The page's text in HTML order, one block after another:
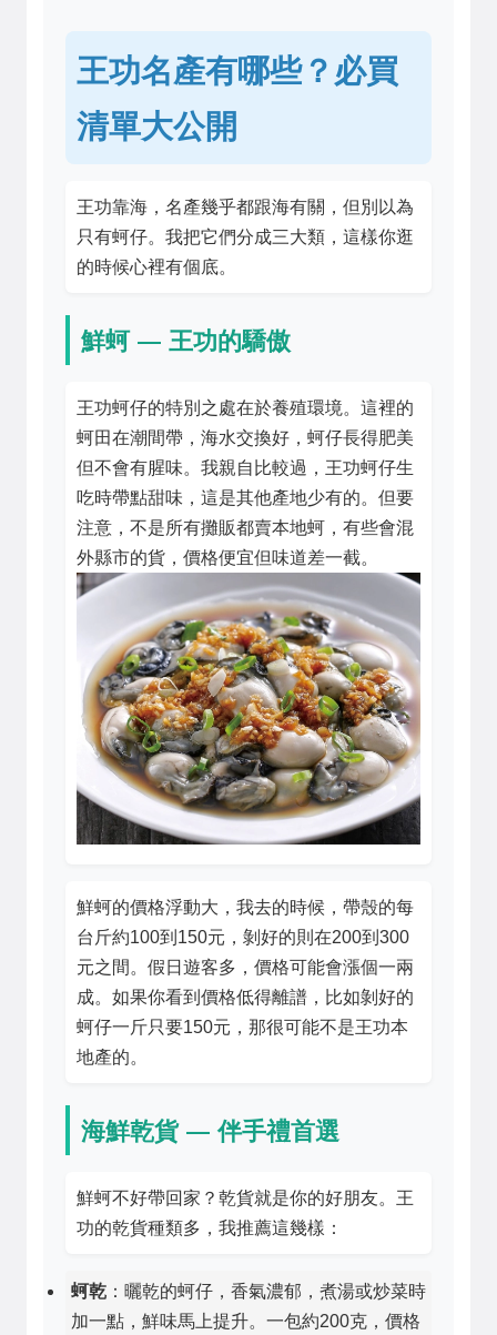
王功名產有哪些？必買
清單大公開
王功靠海，名產幾乎都跟海有關，但別以為
只有蚵仔。我把它們分成三大類，這樣你逛
的時候心裡有個底。
鮮蚵 — 王功的驕傲
王功蚵仔的特別之處在於養殖環境。這裡的
蚵田在潮間帶，海水交換好，蚵仔長得肥美
但不會有腥味。我親自比較過，王功蚵仔生
吃時帶點甜味，這是其他產地少有的。但要
注意，不是所有攤販都賣本地蚵，有些會混
外縣市的貨，價格便宜但味道差一截。
鮮蚵的價格浮動大，我去的時候，帶殼的每
台斤約100到150元，剝好的則在200到300
元之間。假日遊客多，價格可能會漲個一兩
成。如果你看到價格低得離譜，比如剝好的
蚵仔一斤只要150元，那很可能不是王功本
地產的。
海鮮乾貨 — 伴手禮首選
鮮蚵不好帶回家？乾貨就是你的好朋友。王
功的乾貨種類多，我推薦這幾樣：
蚵乾 ：曬乾的蚵仔，香氣濃郁，煮湯或炒菜時
加一點，鮮味馬上提升。一包約200克，價格